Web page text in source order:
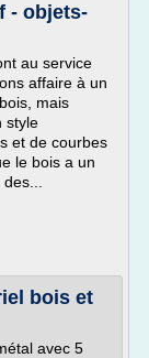
- objets-
au service
affaire à un
mais
style
et de courbes
le bois a un
bois et
avec 5